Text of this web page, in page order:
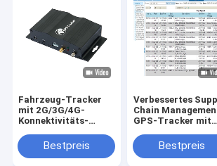
Fahrzeug-Tracker
mit 2G/3G/4G-
Konnektivitäts-
Geschwindigkeitswarnsignal
und optionale RFID
Bestpreis
Verbessertes
Chain
GPS-Tracker mit
Identifizierung und
kostenlose
Bestpreis